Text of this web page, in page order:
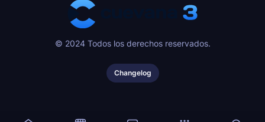
© 2024 Todos los derechos reservados.
Changelog